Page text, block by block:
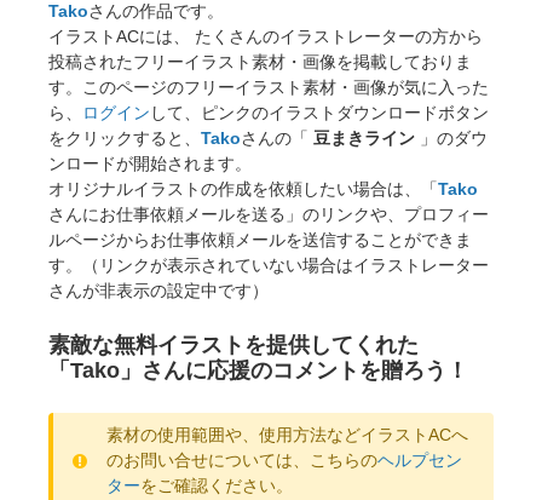
Takoさんの作品です。
イラストACには、 たくさんのイラストレーターの方から
投稿されたフリーイラスト素材・画像を掲載しておりま
す。このページのフリーイラスト素材・画像が気に入った
ら、
ログイン して、ピンクのイラストダウンロードボタン
をクリックすると、 Takoさんの「 豆まきライン 」のダウ
ンロードが開始されます。
オリジナルイラストの作成を依頼したい場合は、「Tako
さんにお仕事依頼メールを送る」のリンクや、プロフィー
ルページからお仕事依頼メールを送信することができま
す。（リンクが表示されていない場合はイラストレーター
さんが非表示の設定中です）
素敵な無料イラストを提供してくれた
「Tako」さんに応援のコメントを贈ろう！
素材の使用範囲や、使用方法などイラストACへ
のお問い合せについては、こちらのヘルプセン
ターをご確認ください。